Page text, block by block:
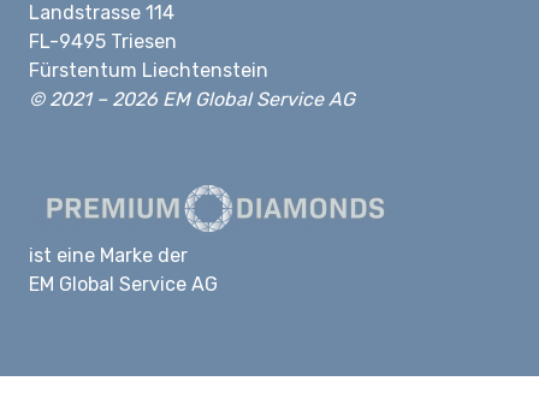
Landstrasse 114
FL-9495 Triesen
Fürstentum Liechtenstein
© 2021 – 2026 EM Global Service AG
ist eine Marke der
EM Global Service AG